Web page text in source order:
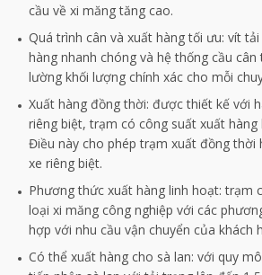
cầu về xi măng tăng cao.
Quá trình cân và xuất hàng tối ưu: vít
hàng nhanh chóng và hệ thống cầu
lường khối lượng chính xác cho mỗi
Xuất hàng đồng thời: được thiết kế với
riêng biệt, trạm có công suất xuất hàng
Điều này cho phép trạm xuất đồng thời
xe riêng biệt.
Phương thức xuất hàng linh hoạt: trạm
loại xi măng công nghiệp với các
hợp với nhu cầu vận chuyển của khách
Có thể xuất hàng cho sà lan: với quy